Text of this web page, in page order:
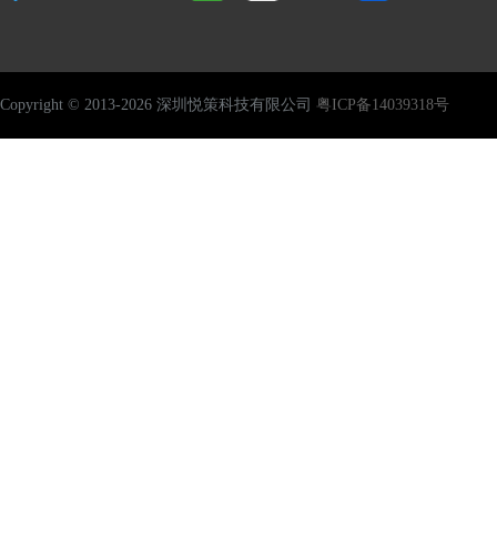
Copyright © 2013-2026 深圳悦策科技有限公司 粤ICP备14039318号